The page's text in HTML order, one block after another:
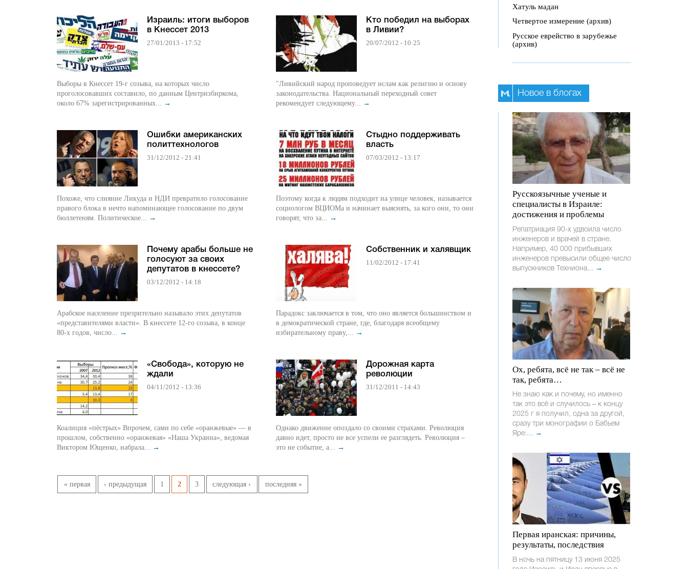
Израиль: итоги выборов
в Кнессет 2013
27/01/2013 - 17:52
Выборы в Кнессет 19-г созыва, на которых число
проголосовавших составило, по данным Центризбиркома,
около 67% зарегистрированных... →
Ошибки американских
политтехнологов
31/12/2012 - 21:41
Похоже, что слияние Ликуда и НДИ превратило голосование
правого блока в нечто напоминающее голосование по двум
бюллетеням. Политическое... →
Почему арабы больше не
голосуют за своих
депутатов в кнессете?
03/12/2012 - 14:18
Арабское население презрительно называло этих депутатов
«представителями власти». В кнессете 12-го созыва, в конце
80-х годов, число... →
«Свобода», которую не
ждали
04/11/2012 - 13:36
Коалиция «пёстрых» Впрочем, сами по себе «оранжевые» — в
прошлом, собственно «оранжевая» «Наша Украина», ведомая
Виктором Ющенко, набрала... →
Кто победил на выборах
в Ливии?
20/07/2012 - 10:25
"Ливийский народ проповедует ислам как религию и основу
законодательства. Национальный переходный совет
рекомендует следующему... →
Стыдно поддерживать
власть
07/03/2012 - 13:17
Поэтому когда к людям подходит на улице человек, называется
социологом ВЦИОМа и начинает выяснять, за кого они, то они
говорят, что за... →
Собственник и халявщик
11/02/2012 - 17:41
Парадокс заключается в том, что оно является большинством и
в демократической стране, где, благодаря всеобщему
избирательному праву,... →
Дорожная карта
революции
31/12/2011 - 14:43
Однако движение опоздало со своими страхами. Революция
давно идет, просто не все успели ее разглядеть. Революция –
это не событие, а... →
Страницы
« первая ‹ предыдущая 1 2 3 следующая › последняя »
Хатуль мадан
Четвертое измерение (архив)
Русское еврейство в зарубежье
(архив)
Новое в блогах
Русскоязычные ученые и
специалисты в Израиле:
достижения и проблемы
Репатриация 90-х удвоила число
инженеров и врачей в стране.
Например, 40 000 прибывших
инженеров превысили общее число
выпускников Техниона... →
Ох, ребята, всё не так – всё не
так, ребята…
Не знаю как и почему, но именно
так это всё и случилось – к концу
2025 г я получил, одна за другой,
сразу три монографии о Бабьем
Яре:... →
Первая иранская: причины,
результаты, последствия
В ночь на пятницу 13 июня 2025